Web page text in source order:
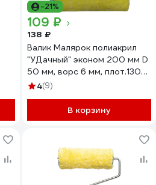
-21%
109 ₽
138 ₽
Валик Малярок полиакрил
"УДачный" эконом 200 мм D
50 мм, ворс 6 мм, плот.130
гр/м2, ручка 6 мм шплинт
4(9)
В корзину